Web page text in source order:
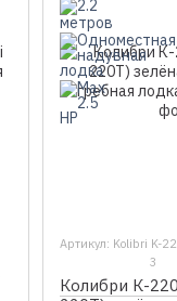
Артикул: Kolibri K-
3
Колибри К-